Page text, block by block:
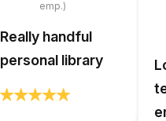
emp.)
Really handful
personal library